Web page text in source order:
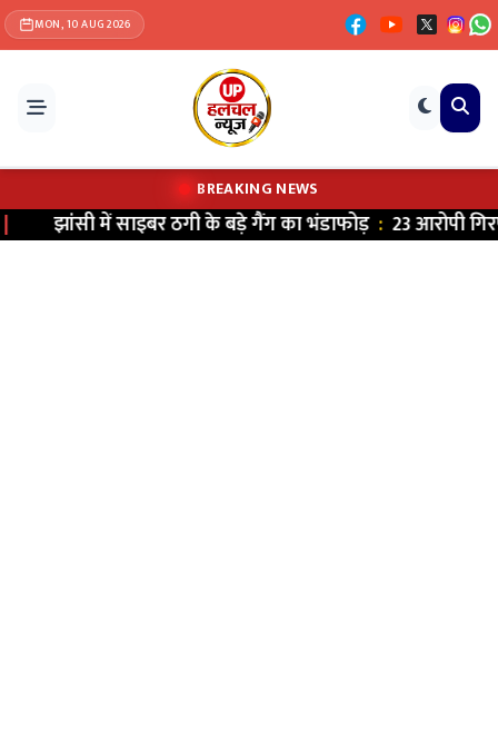
MON, 10 AUG 2026
BREAKING NEWS
झांसी में साइबर ठगी के बड़े गैंग का भंडाफोड़:23 आरोपी